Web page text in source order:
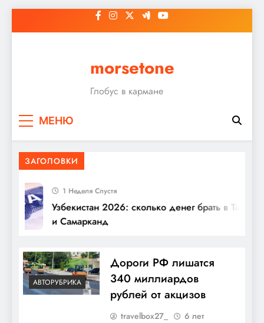
к
morsetone
Глобус в кармане
МЕНЮ
ЗАГОЛОВКИ
1 Неделя Спустя
Узбекистан 2026: сколько денег брать в Ташкент
и Самарканд
АВТОРУБРИКА
Дороги РФ лишатся
340 миллиардов
рублей от акцизов
travelbox27_
6 лет